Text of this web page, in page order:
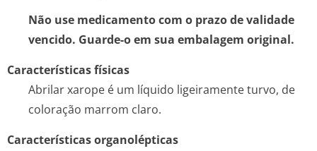
Não use medicamento com o prazo de validade
vencido. Guarde-o em sua embalagem original.
Características físicas
Abrilar xarope é um líquido ligeiramente turvo, de
coloração marrom claro.
Características organolépticas